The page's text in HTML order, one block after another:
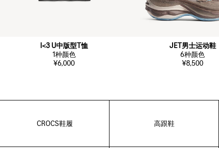
I<3 U中版型T恤
1种颜色
¥6,000
JET男士运动鞋
6种颜色
¥8,500
CROCS鞋履 高跟鞋